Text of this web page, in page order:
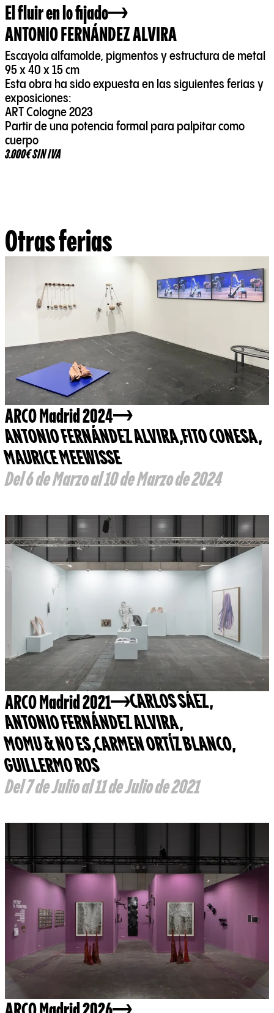
El fluir en lo fijado
ANTONIO FERNÁNDEZ ALVIRA
Escayola alfamolde, pigmentos y estructura de metal
95 x 40 x 15 cm
Esta obra ha sido expuesta en las siguientes ferias y
exposiciones:
ART Cologne 2023
Partir de una potencia formal para palpitar como
cuerpo
3.000€ SIN IVA
Otras ferias
ARCO Madrid 2024
ANTONIO FERNÁNDEZ ALVIRA,FITO CONESA,
MAURICE MEEWISSE
Del 6 de Marzo al 10 de Marzo de 2024
ARCO Madrid 2021 CARLOS SÁEZ,
ANTONIO FERNÁNDEZ ALVIRA,
MOMU & NO ES,CARMEN ORTÍZ BLANCO,
GUILLERMO ROS
Del 7 de Julio al 11 de Julio de 2021